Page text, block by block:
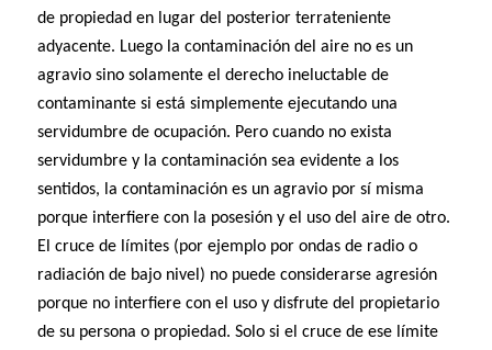
de propiedad en lugar del posterior terrateniente
adyacente. Luego la contaminación del aire no es un
agravio sino solamente el derecho ineluctable de
contaminante si está simplemente ejecutando una
servidumbre de ocupación. Pero cuando no exista
servidumbre y la contaminación sea evidente a los
sentidos, la contaminación es un agravio por sí misma
porque interfiere con la posesión y el uso del aire de otro.
El cruce de límites (por ejemplo por ondas de radio o
radiación de bajo nivel) no puede considerarse agresión
porque no interfiere con el uso y disfrute del propietario
de su persona o propiedad. Solo si el cruce de ese límite